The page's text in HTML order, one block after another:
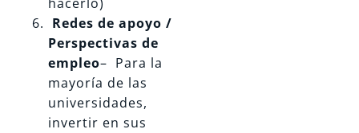
Redes de apoyo /
Perspectivas de
empleo– Para la
mayoría de las
universidades,
invertir en sus